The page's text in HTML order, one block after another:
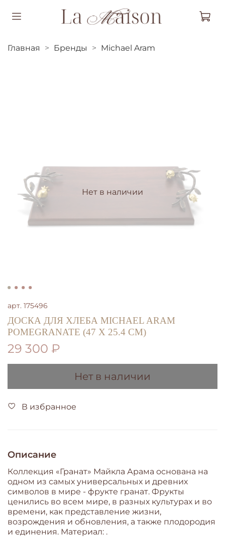
Главная Бренды Michael Aram
Нет в наличии
арт. 175496
ДОСКА ДЛЯ ХЛЕБА MICHAEL ARAM
POMEGRANATE (47 X 25.4 СМ)
29 300 ₽
Нет в наличии
В избранное
Описание
Коллекция «Гранат» Майкла Арама основана на
одном из самых универсальных и древних
символов в мире - фрукте гранат. Фрукты
ценились во всем мире, в разных культурах и во
времени, как представление жизни,
возрождения и обновления, а также плодородия
и единения. Материал: .